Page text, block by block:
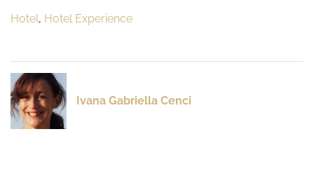
Hotel, Hotel Experience
Ivana Gabriella Cenci